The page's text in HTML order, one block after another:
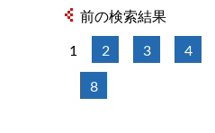
前の検索結果
1 2 3 4
8